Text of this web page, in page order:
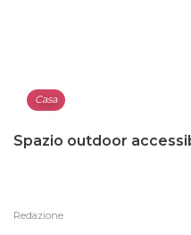
Casa
Spazio outdoor
Redazione